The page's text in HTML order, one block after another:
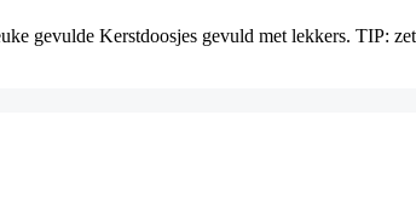
gevulde Kerstdoosjes gevuld met lekkers. TIP: